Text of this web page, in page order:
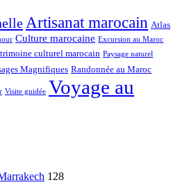
Artisanat marocain Atlas
Culture marocaine Excursion au Maroc
culturel marocain Paysage naturel
Magnifiques Randonnée au Maroc
Visite guidée Voyage au
128